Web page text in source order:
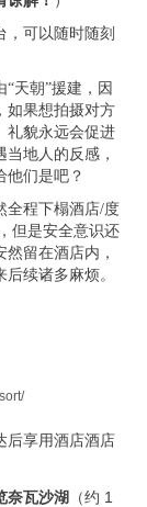
，可以随时随刻
天朝”援建，因
如果想拍摄对方
礼貌永远会促进
地人的反感，
他们是吧？
全程下榻酒店/度
但是安全意识还
留在酒店内，
续诸多麻烦。
后享用酒店酒店
奈瓦沙湖
（约 1